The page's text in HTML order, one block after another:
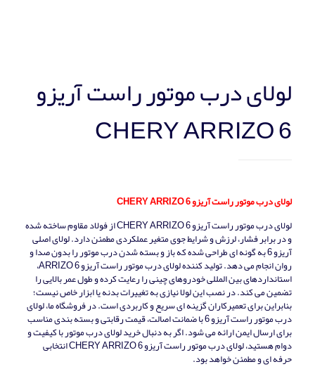
لولای درب موتور راست آریزو
CHERY ARRIZO 6
لولای درب موتور راست آریزو CHERY ARRIZO 6
لولای درب موتور راست آریزو CHERY ARRIZO 6 از فولاد مقاوم ساخته شده
و در برابر فشار، لرزش و شرایط جوی متغیر عملکردی مطمئن دارد. لولای اصلی
آریزو 6 به‌ گونه‌ ای طراحی شده که باز و بسته شدن درب موتور را بدون صدا و
روان انجام می‌ دهد. تولید کننده لولای درب موتور راست آریزو ARRIZO 6،
استانداردهای بین‌ المللی خودروهای چینی را رعایت کرده و طول عمر بالایی را
تضمین می‌ کند. در نصب این لولا نیازی به تغییرات بدنه یا ابزار خاص نیست؛
بنابراین برای تعمیرکاران گزینه‌ ای سریع و کاربردی است. در فروشگاه ما، لولای
درب موتور راست آریزو 6 با ضمانت اصالت، قیمت رقابتی و بسته‌ بندی مناسب
برای ارسال ایمن ارائه می‌ شود. اگر به دنبال خرید لولای درب موتور با کیفیت و
دوام هستید، لولای درب موتور راست آریزو CHERY ARRIZO 6 انتخابی
حرفه‌ ای و مطمئن خواهد بود.